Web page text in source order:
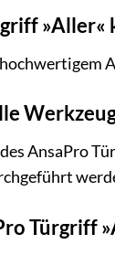
AnsaPro
Türgriff